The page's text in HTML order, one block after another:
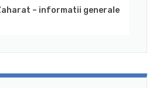
– informatii generale